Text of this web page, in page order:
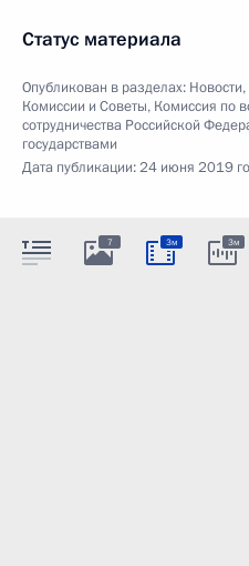
Статус материала
Опубликован в разделах: Новости,
Комиссии и Советы, Комиссия по
сотрудничества Российской
государствами
Дата публикации:24 июня 2019
7 3м 3м